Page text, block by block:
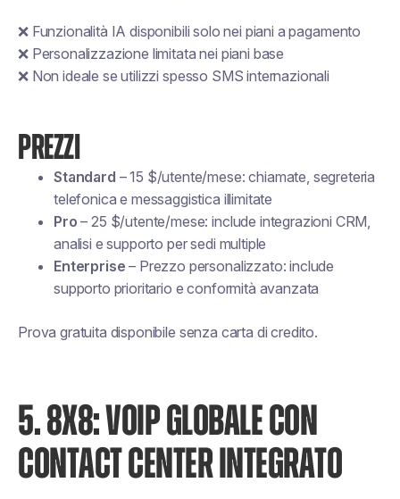
❌ Funzionalità IA disponibili solo nei piani a pagamento
❌ Personalizzazione limitata nei piani base
❌ Non ideale se utilizzi spesso SMS internazionali
PREZZI
Standard – 15 $/utente/mese: chiamate, segreteria
telefonica e messaggistica illimitate
Pro – 25 $/utente/mese: include integrazioni CRM,
analisi e supporto per sedi multiple
Enterprise – Prezzo personalizzato: include
supporto prioritario e conformità avanzata
Prova gratuita disponibile senza carta di credito.
5. 8X8: VOIP GLOBALE CON
CONTACT CENTER INTEGRATO